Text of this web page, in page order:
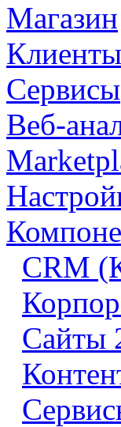
Магазин
Клиенты
Сервисы
Веб-
CRM
Сайты